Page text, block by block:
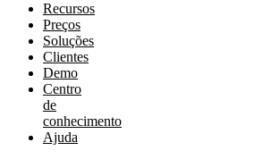
Recursos
Preços
Soluções
Clientes
Demo
Centro
de
conhecimento
Ajuda